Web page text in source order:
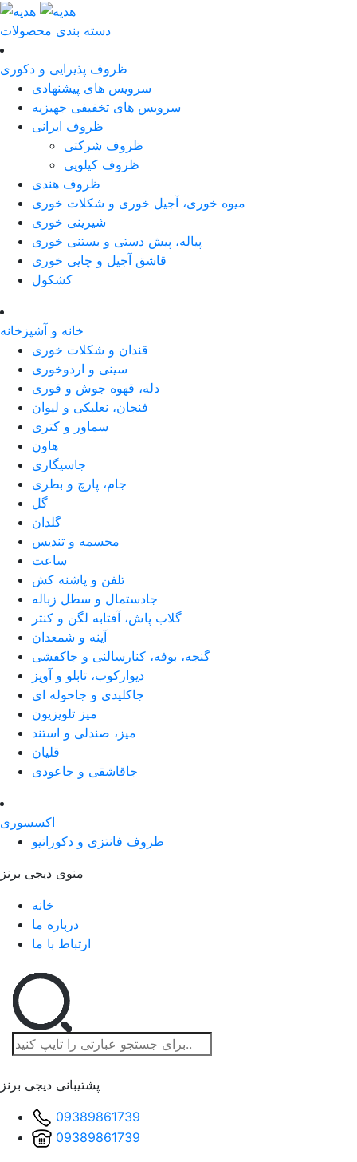
دسته بندی محصولات
ظروف پذیرایی و دکوری
سرویس های پیشنهادی
سرویس های تخفیفی جهیزیه
ظروف ایرانی
ظروف شرکتی
ظروف کیلویی
ظروف هندی
میوه خوری، آجیل خوری و شکلات خوری
شیرینی خوری
پیاله، پیش دستی و بستنی خوری
قاشق آجیل و چایی خوری
کشکول
خانه و آشپزخانه
قندان و شکلات خوری
سینی و اردوخوری
دله، قهوه جوش و قوری
فنجان، نعلبکی و لیوان
سماور و کتری
هاون
جاسیگاری
جام، پارچ و بطری
گل
گلدان
مجسمه و تندیس
ساعت
تلفن و پاشنه کش
جادستمال و سطل زباله
گلاب پاش، آفتابه لگن و کنتر
آینه و شمعدان
گنجه، بوفه، کنارسالنی و جاکفشی
دیوارکوب، تابلو و آویز
جاکلیدی و جاحوله ای
میز تلویزیون
میز، صندلی و استند
قلیان
جاقاشقی و جاعودی
اکسسوری
ظروف فانتزی و دکوراتیو
منوی دیجی برنز
خانه
درباره ما
ارتباط با ما
پشتیبانی دیجی برنز
09389861739
09389861739